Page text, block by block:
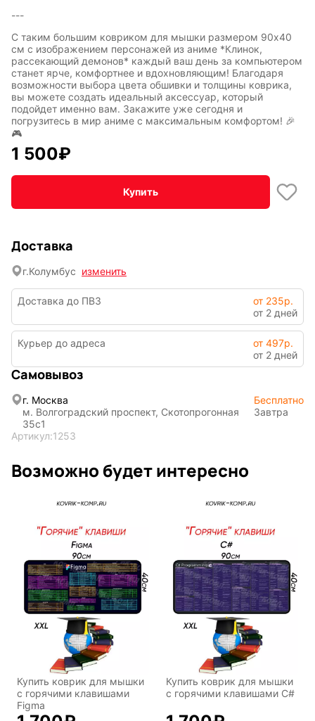
---
С таким большим ковриком для мышки размером 90x40
см с изображением персонажей из аниме *Клинок,
рассекающий демонов* каждый ваш день за компьютером
станет ярче, комфортнее и вдохновляющим! Благодаря
возможности выбора цвета обшивки и толщины коврика,
вы можете создать идеальный аксессуар, который
подойдет именно вам. Закажите уже сегодня и
погрузитесь в мир аниме с максимальным комфортом! 🎉
🎮
1 500₽
Купить
Доставка
г.Колумбус изменить
Доставка до ПВЗ
от 235р.
от 2 дней
Курьер до адреса
от 497р.
от 2 дней
Самовывоз
г. Москва
м. Волгоградский проспект, Скотопрогонная
35с1
Бесплатно
Завтра
Артикул:1253
Возможно будет интересно
Купить коврик для мышки
с горячими клавишами
Figma
Купить коврик для мышки
с горячими клавишами C#
СССР Аниме
Транспорт Абстракция
Мистика
Подарочная
упаковка
Текущий:Колумбус